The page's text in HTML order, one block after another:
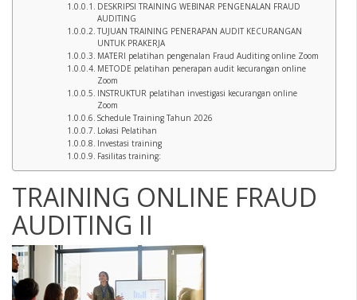
DESKRIPSI TRAINING WEBINAR PENGENALAN FRAUD
AUDITING
TUJUAN TRAINING PENERAPAN AUDIT KECURANGAN
UNTUK PRAKERJA
MATERI pelatihan pengenalan Fraud Auditing online Zoom
METODE pelatihan penerapan audit kecurangan online
Zoom
INSTRUKTUR pelatihan investigasi kecurangan online
Zoom
Schedule Training Tahun 2026
Lokasi Pelatihan
Investasi training
Fasilitas training:
TRAINING ONLINE FRAUD
AUDITING II